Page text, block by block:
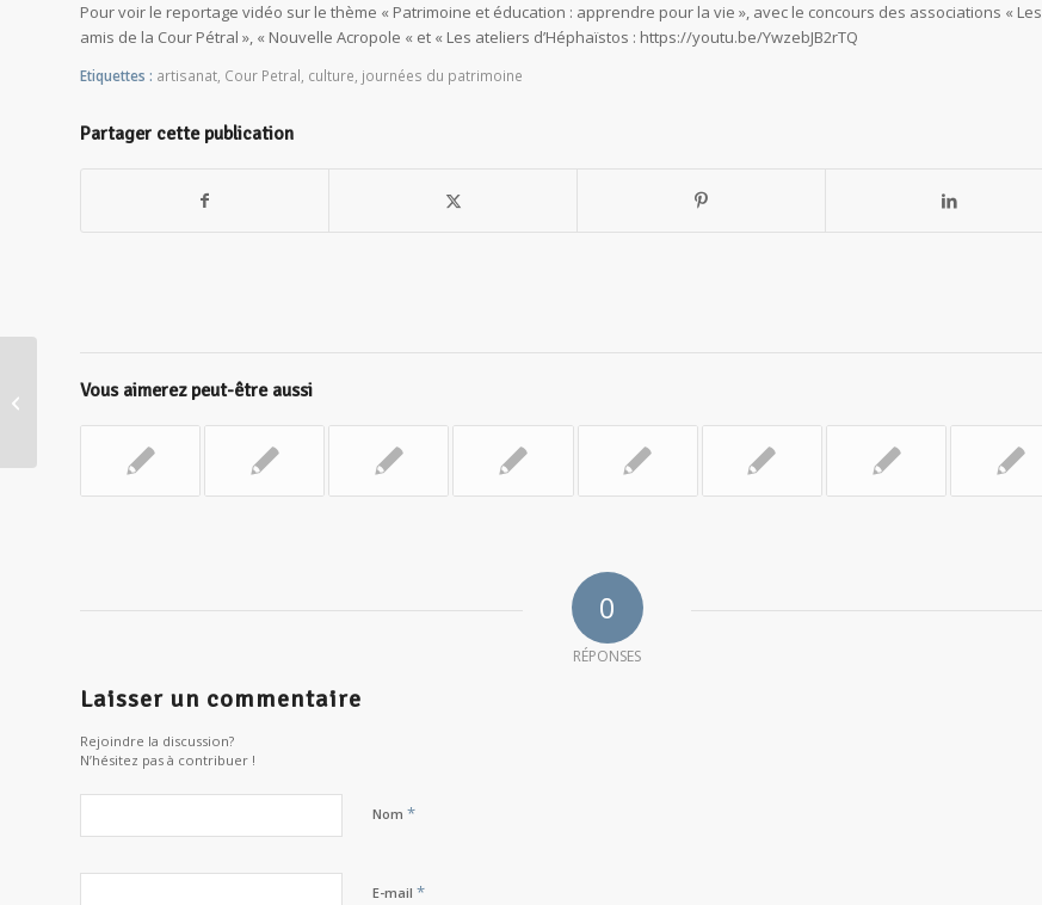
Pour voir le reportage vidéo sur le thème « Patrimoine et éducation : apprendre pour la vie », avec le concours des associations « Les
amis de la Cour Pétral », « Nouvelle Acropole « et « Les ateliers d’Héphaïstos : https://youtu.be/YwzebJB2rTQ
Etiquettes : artisanat, Cour Petral, culture, journées du patrimoine
Partager cette publication
Vous aimerez peut-être aussi
0
RÉPONSES
Laisser un commentaire
Rejoindre la discussion?
N’hésitez pas à contribuer !
Nom *
E-mail *
des philosophes pour la vie
quotidienne